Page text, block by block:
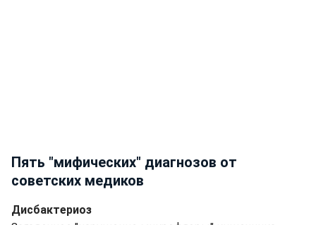
Пять "мифических" диагнозов от
советских медиков
Дисбактериоз